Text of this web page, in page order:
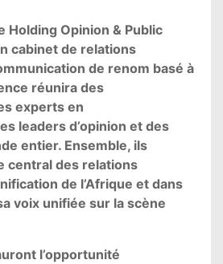
Holding Opinion & Public
cabinet de relations
de renom basé à
réunira des
experts en
leaders d’opinion et des
entier. Ensemble, ils
central des relations
de l’Afrique et dans
voix unifiée sur la scène
l’opportunité